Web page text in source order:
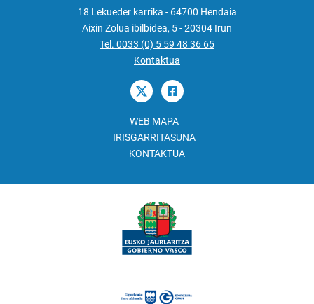
18 Lekueder karrika - 64700 Hendaia
Aixin Zolua ibilbidea, 5 - 20304 Irun
Tel. 0033 (0) 5 59 48 36 65
Kontaktua
WEB MAPA
IRISGARRITASUNA
KONTAKTUA